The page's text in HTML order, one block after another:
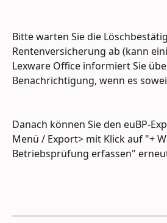
Bitte warten Sie die
Rentenversicherung ab (kann
Lexware Office informiert Sie
Benachrichtigung, wenn es
Danach können Sie den euBP-
Menü / Export> mit Klick auf "+
Betriebsprüfung erfassen"